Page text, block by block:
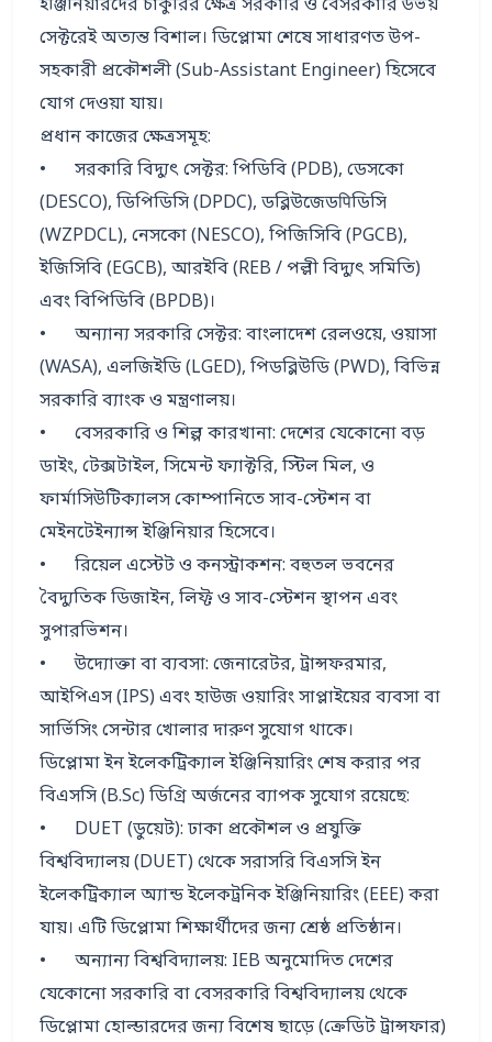
ইঞ্জিনিয়ারদের চাকুরির ক্ষেত্র সরকারি ও বেসরকারি উভয়
সেক্টরেই অত্যন্ত বিশাল। ডিপ্লোমা শেষে সাধারণত উপ-
সহকারী প্রকৌশলী (Sub-Assistant Engineer) হিসেবে
যোগ দেওয়া যায়।
প্রধান কাজের ক্ষেত্রসমূহ:
•	সরকারি বিদ্যুৎ সেক্টর: পিডিবি (PDB), ডেসকো
(DESCO), ডিপিডিসি (DPDC), ডব্লিউজেডपिডিসি
(WZPDCL), নেসকো (NESCO), পিজিসিবি (PGCB),
ইজিসিবি (EGCB), আরইবি (REB / পল্লী বিদ্যুৎ সমিতি)
এবং বিপিডিবি (BPDB)।
•	অন্যান্য সরকারি সেক্টর: বাংলাদেশ রেলওয়ে, ওয়াসা
(WASA), এলজিইডি (LGED), পিডব্লিউডি (PWD), বিভিন্ন
সরকারি ব্যাংক ও মন্ত্রণালয়।
•	বেসরকারি ও শিল্প কারখানা: দেশের যেকোনো বড়
ডাইং, টেক্সটাইল, সিমেন্ট ফ্যাক্টরি, স্টিল মিল, ও
ফার্মাসিউটিক্যালস কোম্পানিতে সাব-স্টেশন বা
মেইনটেইন্যান্স ইঞ্জিনিয়ার হিসেবে।
•	রিয়েল এস্টেট ও কনস্ট্রাকশন: বহুতল ভবনের
বৈদ্যুতিক ডিজাইন, লিফ্ট ও সাব-স্টেশন স্থাপন এবং
সুপারভিশন।
•	উদ্যোক্তা বা ব্যবসা: জেনারেটর, ট্রান্সফরমার,
আইপিএস (IPS) এবং হাউজ ওয়ারিং সাপ্লাইয়ের ব্যবসা বা
সার্ভিসিং সেন্টার খোলার দারুণ সুযোগ থাকে।
ডিপ্লোমা ইন ইলেকট্রিক্যাল ইঞ্জিনিয়ারিং শেষ করার পর
বিএসসি (B.Sc) ডিগ্রি অর্জনের ব্যাপক সুযোগ রয়েছে:
•	DUET (ডুয়েট): ঢাকা প্রকৌশল ও প্রযুক্তি
বিশ্ববিদ্যালয় (DUET) থেকে সরাসরি বিএসসি ইন
ইলেকট্রিক্যাল অ্যান্ড ইলেকট্রনিক ইঞ্জিনিয়ারিং (EEE) করা
যায়। এটি ডিপ্লোমা শিক্ষার্থীদের জন্য শ্রেষ্ঠ প্রতিষ্ঠান।
•	অন্যান্য বিশ্ববিদ্যালয়: IEB অনুমোদিত দেশের
যেকোনো সরকারি বা বেসরকারি বিশ্ববিদ্যালয় থেকে
ডিপ্লোমা হোল্ডারদের জন্য বিশেষ ছাড়ে (ক্রেডিট ট্রান্সফার)